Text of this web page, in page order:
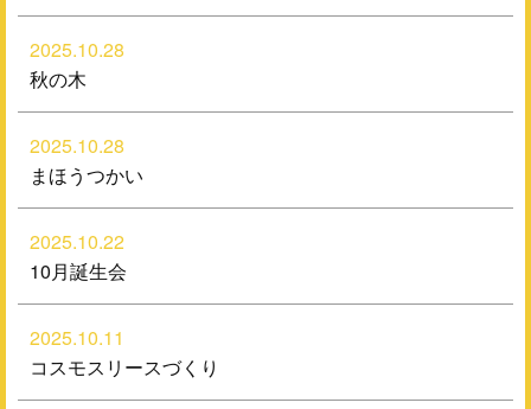
2025.10.28
秋の木
2025.10.28
まほうつかい
2025.10.22
10月誕生会
2025.10.11
コスモスリースづくり